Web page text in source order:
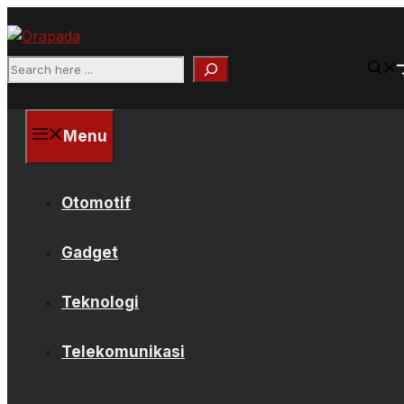
ke
isi
Search
Menu
Otomotif
Gadget
Teknologi
Telekomunikasi